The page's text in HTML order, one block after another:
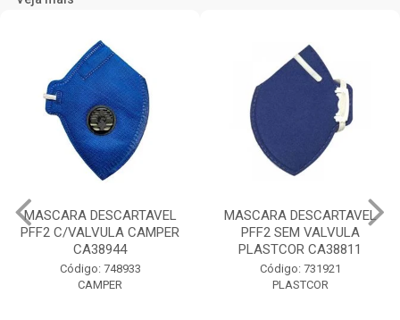
MASCARA DESCARTAVEL
PFF2 C/VALVULA CAMPER
CA38944
Código: 748933
CAMPER
MASCARA DESCARTAVEL
PFF2 SEM VALVULA
PLASTCOR CA38811
Código: 731921
PLASTCOR